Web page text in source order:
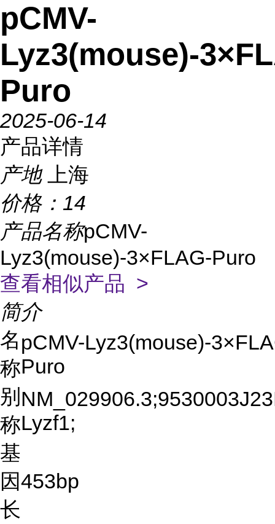
pCMV-
Lyz3(mouse)-
Puro
2025-06-14
产品详情
产地
上海
价格： 14
产品名称pCMV-
Lyz3(mouse)-3×FLAG-Puro
查看相似产品 >
简介
名
称
pCMV-Lyz3(mouse)-
Puro
别
称Lyzf1;
基
因
长
453bp